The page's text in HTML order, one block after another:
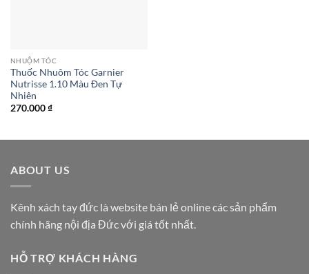
NHUỘM TÓC
Thuốc Nhuôm Tóc Garnier
Nutrisse 1.10 Màu Đen Tự
Nhiên
270.000₫
ABOUT US
Kênh xách tay đức là website bán lẻ online các sản phẩm
chính hãng nội địa Đức với giá tốt nhất.
HỖ TRỢ KHÁCH HÀNG